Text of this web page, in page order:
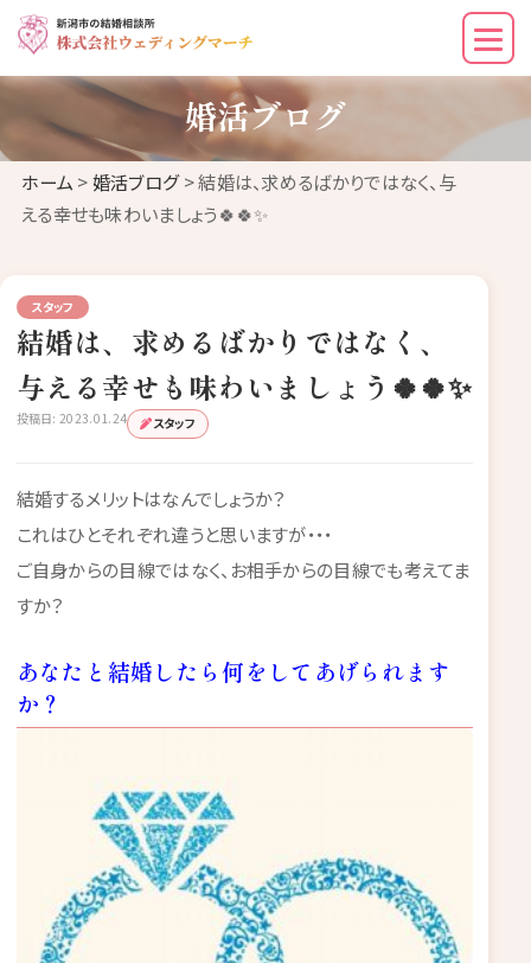
婚活ブログ
ホーム >婚活ブログ> 結婚は、求めるばかりではなく、与
える幸せも味わいましょう🍀🍀✨
スタッフ
結婚は、求めるばかりではなく、
与える幸せも味わいましょう🍀🍀✨
投稿日: 2023.01.24 スタッフ
結婚するメリットはなんでしょうか？
これはひとそれぞれ違うと思いますが・・・
ご自身からの目線ではなく、お相手からの目線でも考えてま
すか？
あなたと結婚したら何をしてあげられます
か？